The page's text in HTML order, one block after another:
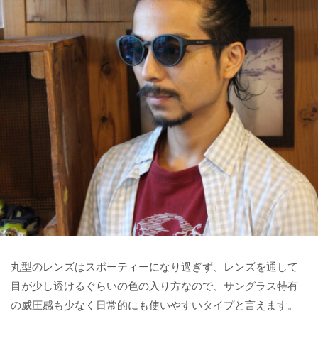
丸型のレンズはスポーティーになり過ぎず、レンズを通して
目が少し透けるぐらいの色の入り方なので、サングラス特有
の威圧感も少なく日常的にも使いやすいタイプと言えます。